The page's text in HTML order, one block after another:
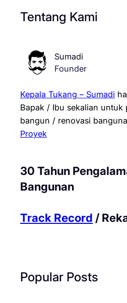
Tentang Kami
Sumadi
Founder
Kepala Tukang – Sumadi
Bapak / Ibu sekalian untuk
bangun / renovasi
Proyek
30 Tahun
Bangunan
Track Record /
Popular Posts